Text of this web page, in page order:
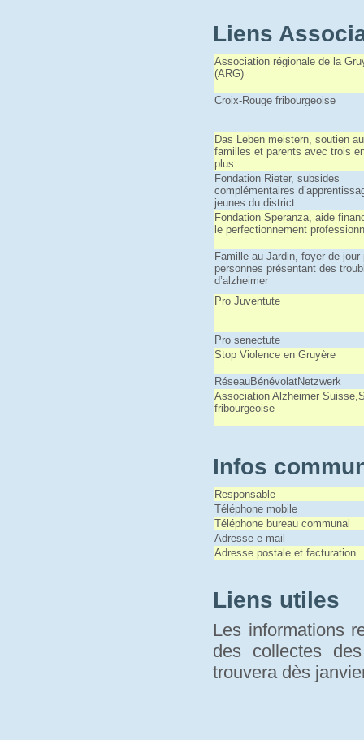
Liens
Association régionale de la
(ARG)
Croix-Rouge fribourgeoise
Das Leben meistern, soutien
familles et parents avec trois
plus
Fondation Rieter, subsides
complémentaires
jeunes du district
Fondation Speranza, aide
le perfectionnement
Famille au Jardin, foyer de jour
personnes présentant des
d’alzheimer
Pro Juventute
Pro senectute
Stop Violence en Gruyère
RéseauBénévolatNetzwerk
Association Alzheimer
fribourgeoise
Infos
Responsable
Téléphone mobile
Téléphone bureau communal
Adresse e-mail
Adresse postale et facturation
Liens utiles
Les informations
des collectes
trouvera dès